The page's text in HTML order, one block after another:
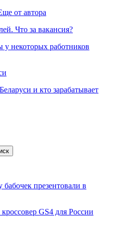
от автора
Что за вакансия?
у некоторых работников
и кто зарабатывает
презентовали в
GS4 для России